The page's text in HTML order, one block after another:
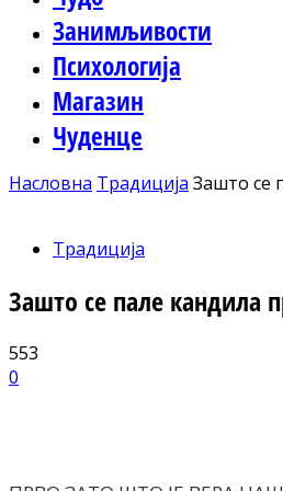
Занимљивости
Психологија
Магазин
Чуденце
Насловна Традиција Зашто се
Традиција
Зашто се пале кандила
553
0